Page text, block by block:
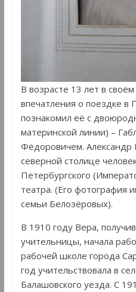
В возрасте 13 лет в
впечатления о поездке в
познакомил её с
материнской линии) –
Фёдоровичем. Александр
северной столице
Петербургского
театра. (Его фотография
семьи Белозёровых).
В 1910 году Вера,
учительницы, начала
рабочей школе города
год учительствовала в
Балашовского уезда. С